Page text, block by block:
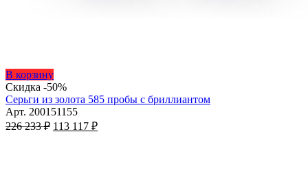
В корзинуЭтот
товар
имеет
несколько
вариаций.
Скидка -50%
Серьги из золота 585 пробы с бриллиантом
Арт. 200151155
226 233₽ Первоначальная
113 117 ₽Текущая